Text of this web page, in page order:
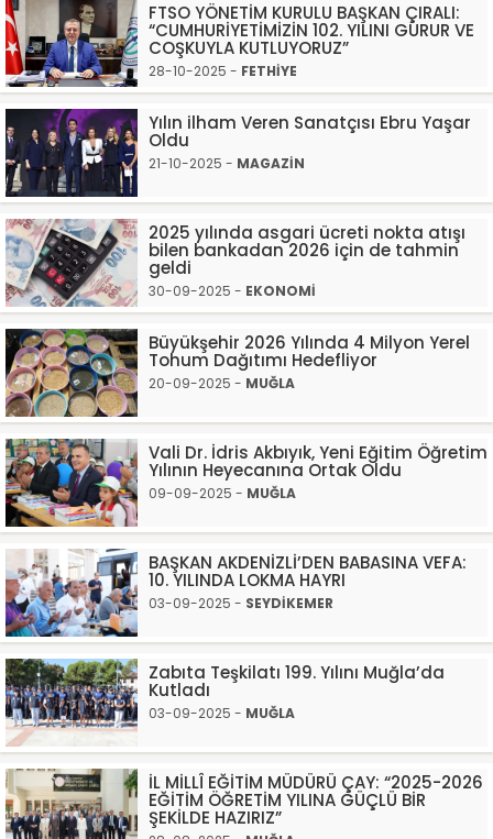
FTSO YÖNETİM KURULU BAŞKAN ÇIRALI:
“CUMHURİYETİMİZİN 102. YILINI GURUR VE
COŞKUYLA KUTLUYORUZ”
28-10-2025 - FETHİYE
Yılın ilham Veren Sanatçısı Ebru Yaşar
Oldu
21-10-2025 - MAGAZİN
2025 yılında asgari ücreti nokta atışı
bilen bankadan 2026 için de tahmin
geldi
30-09-2025 - EKONOMİ
Büyükşehir 2026 Yılında 4 Milyon Yerel
Tohum Dağıtımı Hedefliyor
20-09-2025 - MUĞLA
Vali Dr. İdris Akbıyık, Yeni Eğitim Öğretim
Yılının Heyecanına Ortak Oldu
09-09-2025 - MUĞLA
BAŞKAN AKDENİZLİ’DEN BABASINA VEFA:
10. YILINDA LOKMA HAYRI
03-09-2025 - SEYDİKEMER
Zabıta Teşkilatı 199. Yılını Muğla’da
Kutladı
03-09-2025 - MUĞLA
İL MİLLÎ EĞİTİM MÜDÜRÜ ÇAY: “2025-2026
EĞİTİM ÖĞRETİM YILINA GÜÇLÜ BİR
ŞEKİLDE HAZIRIZ”